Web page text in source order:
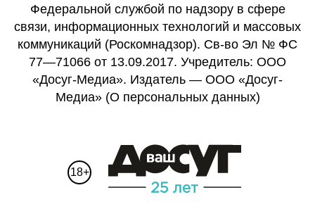
Федеральной службой по надзору в сфере
связи, информационных технологий и массовых
коммуникаций (Роскомнадзор). Св-во Эл № ФС
77—71066 от 13.09.2017. Учредитель: ООО
«Досуг-Медиа». Издатель — ООО «Досуг-
Медиа» (О персональных данных)
18+